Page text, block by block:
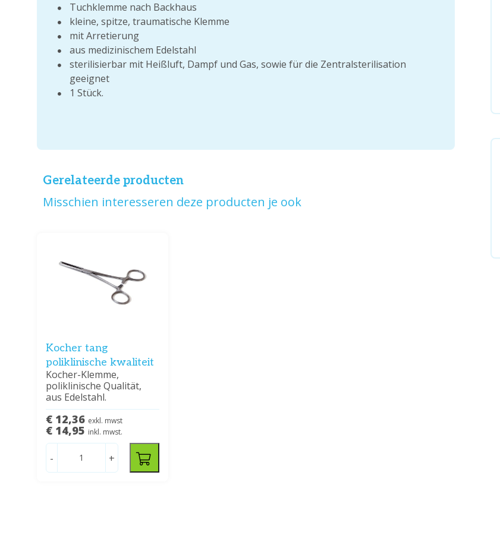
Tuchklemme nach Backhaus
kleine, spitze, traumatische Klemme
mit Arretierung
aus medizinischem Edelstahl
sterilisierbar mit Heißluft, Dampf und Gas, sowie für die Zentralsterilisation
geeignet
1 Stück.
Gerelateerde producten
Misschien interesseren deze producten je ook
Kocher tang
poliklinische kwaliteit
Kocher-Klemme,
poliklinische Qualität,
aus Edelstahl.
€ 12,36 exkl. mwst
€ 14,95 inkl. mwst.
- +